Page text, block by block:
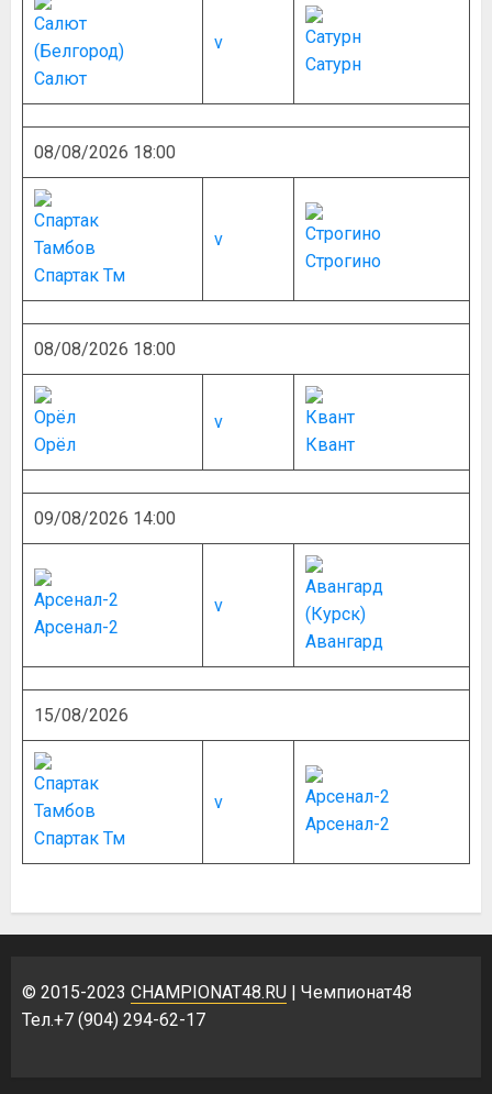
Салют
v
Сатурн
08/08/2026 18:00
Спартак Тм
v
Строгино
08/08/2026 18:00
Орёл
v
Квант
09/08/2026 14:00
Арсенал-2
v
Авангард
15/08/2026
Спартак Тм
v
Арсенал-2
© 2015-2023 CHAMPIONAT48.RU | Чемпионат48
Тел.+7 (904) 294-62-17